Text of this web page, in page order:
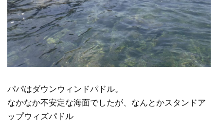
パパはダウンウィンドパドル。
なかなか不安定な海面でしたが、なんとかスタンドア
ップウィズパドル